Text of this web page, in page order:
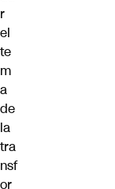
r
el
te
m
a
de
la
tra
nsf
or